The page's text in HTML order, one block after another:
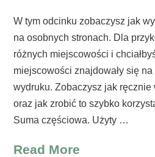
W tym odcinku zobaczysz jak
na osobnych stronach. Dla
różnych miejscowości i
miejscowości znajdowały się
wydruku. Zobaczysz jak ręcznie
oraz jak zrobić to szybko
Suma częściowa. Użyty …
Read More